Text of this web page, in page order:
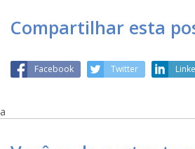
Compartilhar esta
Facebook Twitter
a